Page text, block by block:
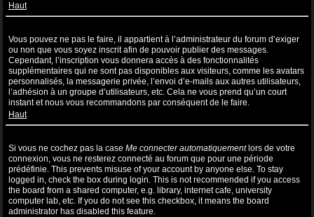
Haut
Vous pouvez ne pas le faire, il appartient à l’administrateur du forum d’exiger
ou non que vous soyez inscrit afin de pouvoir publier des messages.
Cependant, l’inscription vous donnera accès à des fonctionnalités
supplémentaires qui ne sont pas disponibles aux visiteurs, comme les avatars
personnalisés, la messagerie privée, l’envoi d’e-mails aux autres utilisateurs,
l’adhésion à un groupe d’utilisateurs, etc. Cela ne vous prend qu’un court
instant et nous vous recommandons par conséquent de le faire.
Haut
Si vous ne cochez pas la case Me connecter automatiquementlors de votre
connexion, vous ne resterez connecté au forum que pour une période
prédéfinie. This prevents misuse of your account by anyone else. To stay
logged in, check the box during login. This is not recommended if you access
the board from a shared computer, e.g. library, internet cafe, university
computer lab, etc. If you do not see this checkbox, it means the board
administrator has disabled this feature.